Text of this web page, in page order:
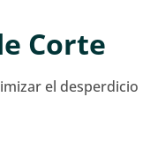
Corte
el desperdicio